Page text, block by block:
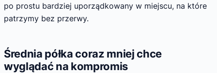
po prostu bardziej uporządkowany w miejscu, na które
patrzymy bez przerwy.
Średnia półka coraz mniej chce
wyglądać na kompromis